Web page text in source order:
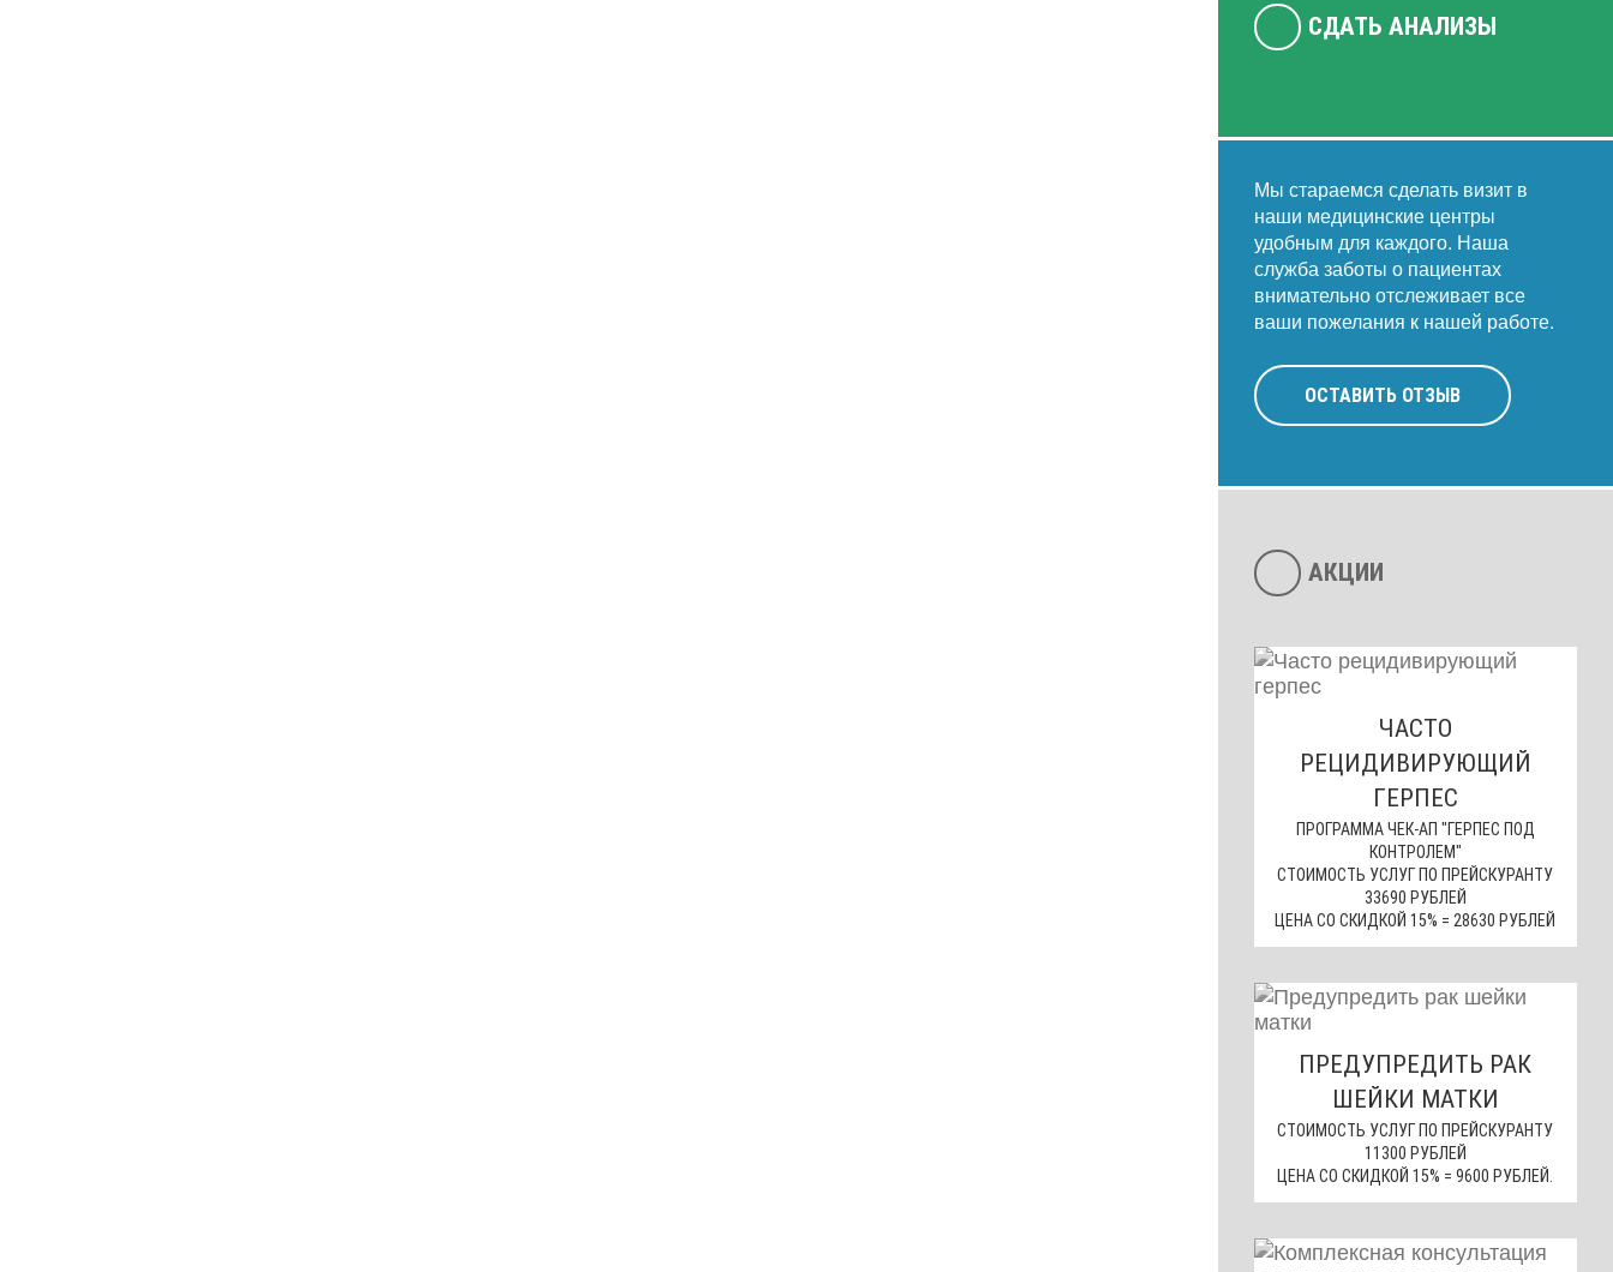
СДАТЬ АНАЛИЗЫ
Мы стараемся сделать визит в
наши медицинские центры
удобным для каждого. Наша
служба заботы о пациентах
внимательно отслеживает все
ваши пожелания к нашей работе.
ОСТАВИТЬ ОТЗЫВ
АКЦИИ
ЧАСТО
РЕЦИДИВИРУЮЩИЙ
ГЕРПЕС
ПРОГРАММА ЧЕК-АП "ГЕРПЕС ПОД
КОНТРОЛЕМ"
СТОИМОСТЬ УСЛУГ ПО ПРЕЙСКУРАНТУ
33690 РУБЛЕЙ
ЦЕНА СО СКИДКОЙ 15% = 28630 РУБЛЕЙ
ПРЕДУПРЕДИТЬ РАК
ШЕЙКИ МАТКИ
СТОИМОСТЬ УСЛУГ ПО ПРЕЙСКУРАНТУ
11300 РУБЛЕЙ
ЦЕНА СО СКИДКОЙ 15% = 9600 РУБЛЕЙ.